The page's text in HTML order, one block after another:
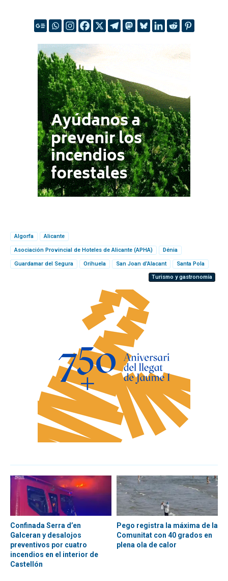
Algorfa Alicante
Asociación Provincial de Hoteles de Alicante (APHA) Dénia
Guardamar del Segura Orihuela San Joan d’Alacant
Santa Pola
Turismo y gastronomía
Confinada Serra d’en
Galceran y desalojos
preventivos por cuatro
incendios en el interior de
Castellón
Pego registra la máxima de la
Comunitat con 40 grados en
plena ola de calor